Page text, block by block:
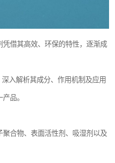
借其高效、环保的特性，逐渐成
入解析其成分、作用机制及应用
品。
合物、表面活性剂、吸湿剂以及